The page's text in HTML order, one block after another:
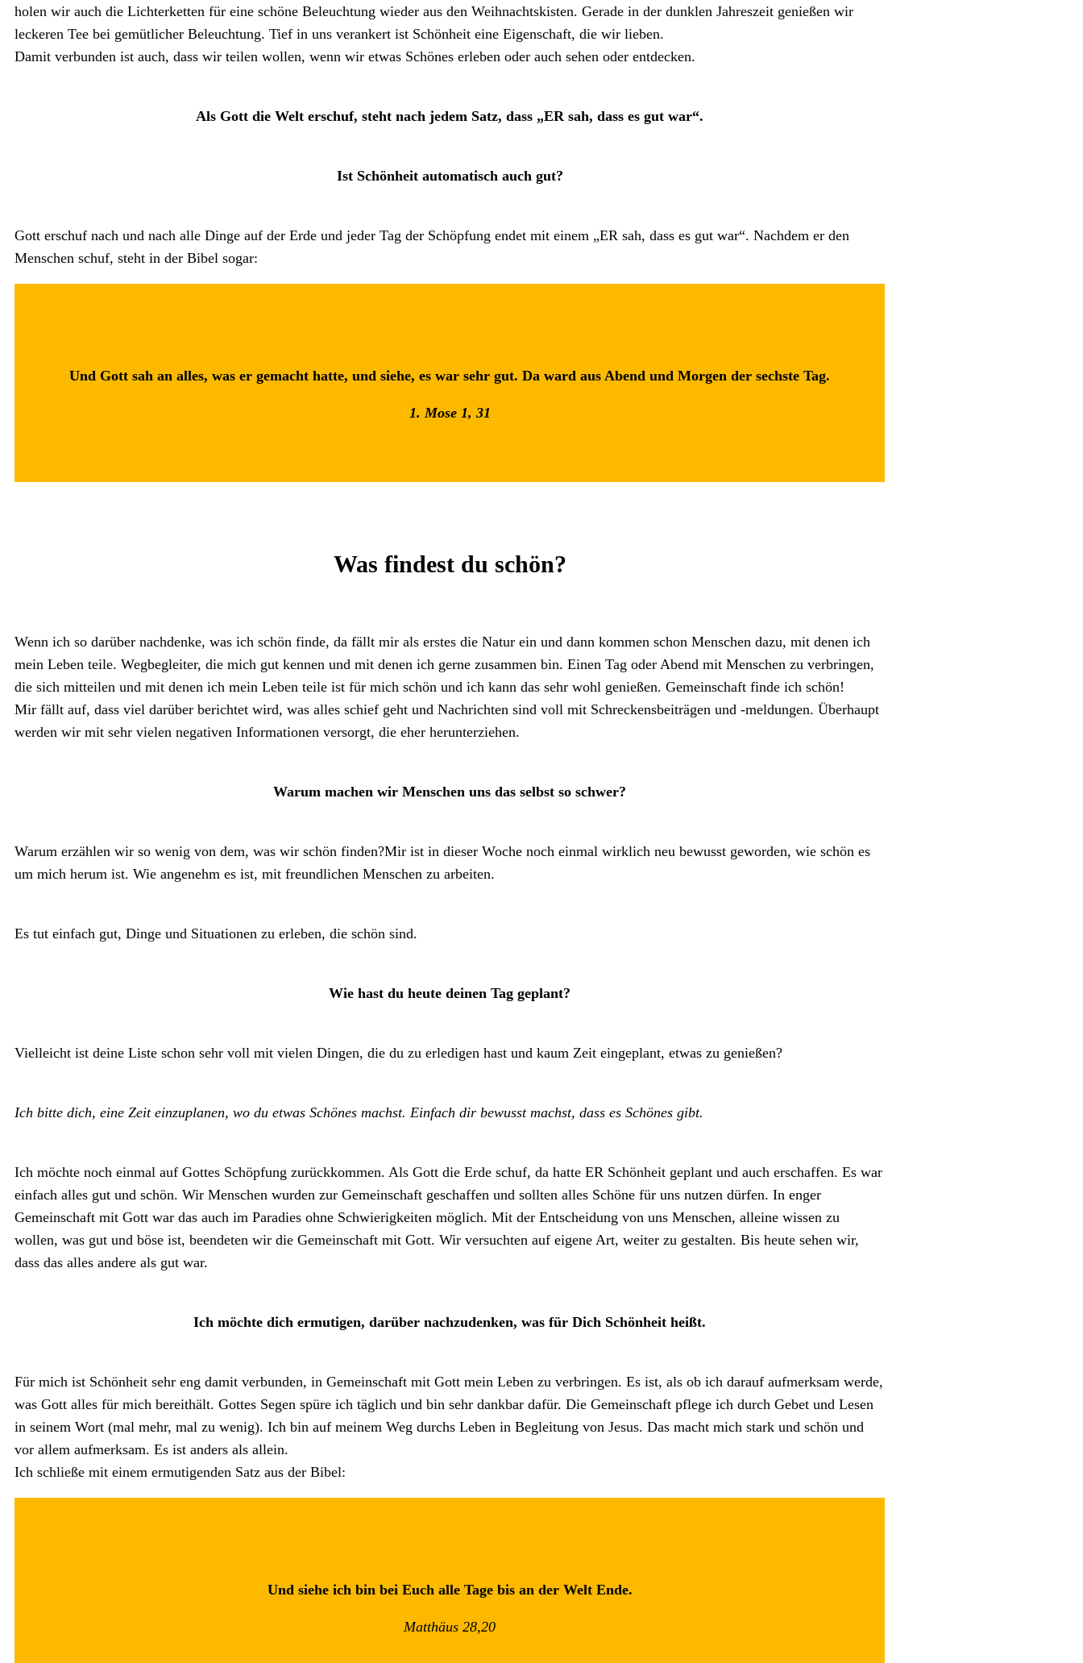
holen wir auch die Lichterketten für eine schöne Beleuchtung wieder aus den Weihnachtskisten. Gerade in der dunklen Jahreszeit genießen wir
leckeren Tee bei gemütlicher Beleuchtung. Tief in uns verankert ist Schönheit eine Eigenschaft, die wir lieben.
Damit verbunden ist auch, dass wir teilen wollen, wenn wir etwas Schönes erleben oder auch sehen oder entdecken.
Als Gott die Welt erschuf, steht nach jedem Satz, dass „ER sah, dass es gut war“.
Ist Schönheit automatisch auch gut?
Gott erschuf nach und nach alle Dinge auf der Erde und jeder Tag der Schöpfung endet mit einem „ER sah, dass es gut war“. Nachdem er den
Menschen schuf, steht in der Bibel sogar:
Und Gott sah an alles, was er gemacht hatte, und siehe, es war sehr gut. Da ward aus Abend und Morgen der sechste Tag.
1. Mose 1, 31
Was findest du schön?
Wenn ich so darüber nachdenke, was ich schön finde, da fällt mir als erstes die Natur ein und dann kommen schon Menschen dazu, mit denen ich
mein Leben teile. Wegbegleiter, die mich gut kennen und mit denen ich gerne zusammen bin. Einen Tag oder Abend mit Menschen zu verbringen,
die sich mitteilen und mit denen ich mein Leben teile ist für mich schön und ich kann das sehr wohl genießen. Gemeinschaft finde ich schön!
Mir fällt auf, dass viel darüber berichtet wird, was alles schief geht und Nachrichten sind voll mit Schreckensbeiträgen und -meldungen. Überhaupt
werden wir mit sehr vielen negativen Informationen versorgt, die eher herunterziehen.
Warum machen wir Menschen uns das selbst so schwer?
Warum erzählen wir so wenig von dem, was wir schön finden?Mir ist in dieser Woche noch einmal wirklich neu bewusst geworden, wie schön es
um mich herum ist. Wie angenehm es ist, mit freundlichen Menschen zu arbeiten.
Es tut einfach gut, Dinge und Situationen zu erleben, die schön sind.
Wie hast du heute deinen Tag geplant?
Vielleicht ist deine Liste schon sehr voll mit vielen Dingen, die du zu erledigen hast und kaum Zeit eingeplant, etwas zu genießen?
Ich bitte dich, eine Zeit einzuplanen, wo du etwas Schönes machst. Einfach dir bewusst machst, dass es Schönes gibt.
Ich möchte noch einmal auf Gottes Schöpfung zurückkommen. Als Gott die Erde schuf, da hatte ER Schönheit geplant und auch erschaffen. Es war
einfach alles gut und schön. Wir Menschen wurden zur Gemeinschaft geschaffen und sollten alles Schöne für uns nutzen dürfen. In enger
Gemeinschaft mit Gott war das auch im Paradies ohne Schwierigkeiten möglich. Mit der Entscheidung von uns Menschen, alleine wissen zu
wollen, was gut und böse ist, beendeten wir die Gemeinschaft mit Gott. Wir versuchten auf eigene Art, weiter zu gestalten. Bis heute sehen wir,
dass das alles andere als gut war.
Ich möchte dich ermutigen, darüber nachzudenken, was für Dich Schönheit heißt.
Für mich ist Schönheit sehr eng damit verbunden, in Gemeinschaft mit Gott mein Leben zu verbringen. Es ist, als ob ich darauf aufmerksam werde,
was Gott alles für mich bereithält. Gottes Segen spüre ich täglich und bin sehr dankbar dafür. Die Gemeinschaft pflege ich durch Gebet und Lesen
in seinem Wort (mal mehr, mal zu wenig). Ich bin auf meinem Weg durchs Leben in Begleitung von Jesus. Das macht mich stark und schön und
vor allem aufmerksam. Es ist anders als allein.
Ich schließe mit einem ermutigenden Satz aus der Bibel:
Und siehe ich bin bei Euch alle Tage bis an der Welt Ende.
Matthäus 28,20